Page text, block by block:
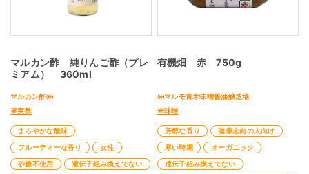
マルカン酢 純りんご酢（プレ
ミアム） 360ml
マルカン酢㈱
果実酢
まろやかな酸味
フルーティーな香り
女性
砂糖不使用
遺伝子組み換えでない
有機畑 赤 750g
㈱マルモ青木味噌醤油醸造場
米味噌
芳醇な香り
健康志向の人向け
寒い時期
オーガニック
遺伝子組み換えでない